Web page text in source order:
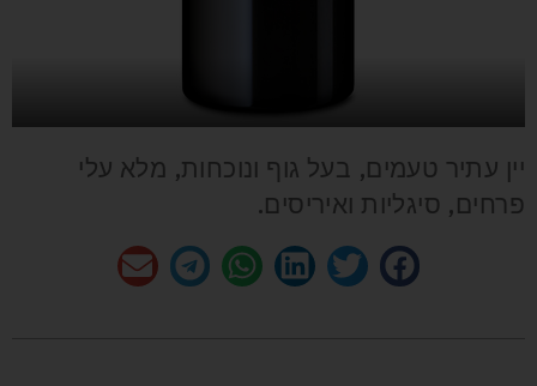
יין עתיר טעמים, בעל גוף ונוכחות, מלא עלי
פרחים, סיגליות ואיריסים.